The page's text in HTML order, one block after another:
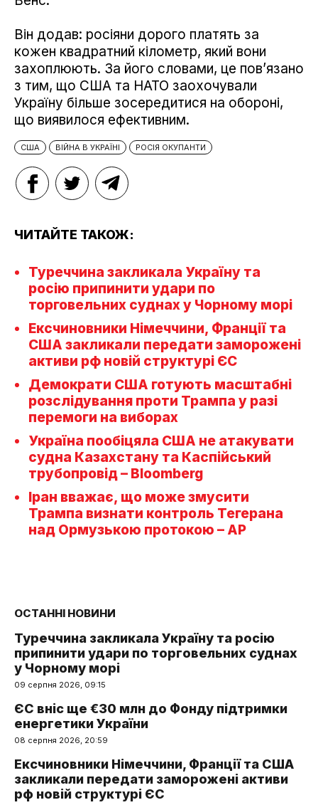
Він додав: росіяни дорого платять за
кожен квадратний кілометр, який вони
захоплюють. За його словами, це пов’язано
з тим, що США та НАТО заохочували
Україну більше зосередитися на обороні,
що виявилося ефективним.
США ВІЙНА В УКРАЇНІ РОСІЯ ОКУПАНТИ
ЧИТАЙТЕ ТАКОЖ:
Туреччина закликала Україну та
росію припинити удари по
торговельних суднах у Чорному морі
Ексчиновники Німеччини, Франції та
США закликали передати заморожені
активи рф новій структурі ЄС
Демократи США готують масштабні
розслідування проти Трампа у разі
перемоги на виборах
Україна пообіцяла США не атакувати
судна Казахстану та Каспійський
трубопровід – Bloomberg
Іран вважає, що може змусити
Трампа визнати контроль Тегерана
над Ормузькою протокою – AP
ОСТАННІ НОВИНИ
Туреччина закликала Україну та росію
припинити удари по торговельних суднах
у Чорному морі
09 серпня 2026, 09:15
ЄС вніс ще €30 млн до Фонду підтримки
енергетики України
08 серпня 2026, 20:59
Ексчиновники Німеччини, Франції та США
закликали передати заморожені активи
рф новій структурі ЄС